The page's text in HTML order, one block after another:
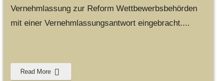
Vernehmlassung zur Reform Wettbewerbsbehörden
mit einer Vernehmlassungsantwort eingebracht....
Read More